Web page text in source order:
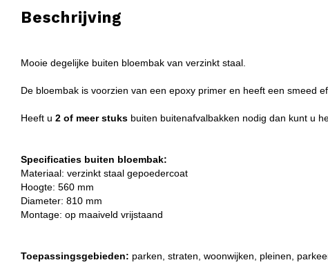
Beschrijving
Mooie degelijke buiten bloembak van verzinkt staal.
De bloembak is voorzien van een epoxy primer en heeft een smeed
Heeft u 2 of meer stuks buiten buitenafvalbakken nodig dan kunt u
Specificaties buiten bloembak:
Materiaal: verzinkt staal gepoedercoat
Hoogte: 560 mm
Diameter: 810 mm
Montage: op maaiveld vrijstaand
Toepassingsgebieden: parken, straten, woonwijken, pleinen,